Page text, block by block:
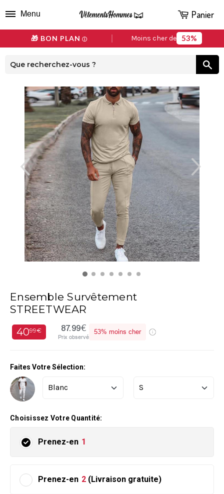
🎁 BON PLAN ⓘ Moins cher de 53%
Menu Panier
Ensemble Survêtement
STREETWEAR
4099€ 87.99€
Prix observé
53% moins cher
Faites Votre Sélection:
Choisissez Votre Quantité:
Prenez-en 1
Prenez-en 2 (Livraison gratuite)